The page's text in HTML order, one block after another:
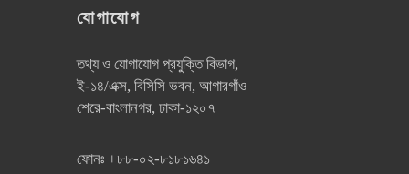
যোগাযোগ
তথ্য ও যোগাযোগ প্রযুক্তি বিভাগ,
ই-১৪/এক্স, বিসিসি ভবন, আগারগাঁও
শেরে-বাংলানগর, ঢাকা-১২০৭
ফোনঃ +৮৮-০২-৮১৮১৬৪১